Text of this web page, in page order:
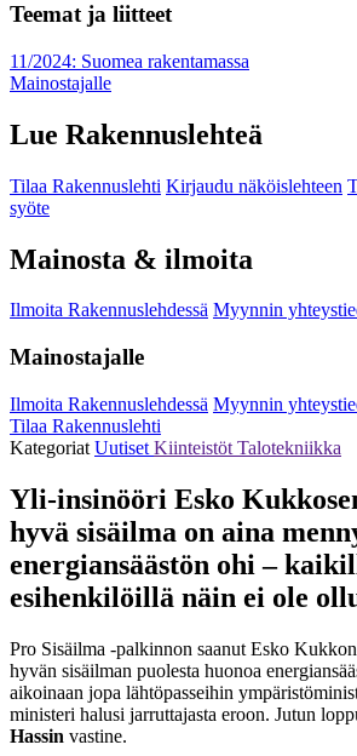
Teemat ja liitteet
11/2024: Suomea rakentamassa
Mainostajalle
Lue Rakennuslehteä
Tilaa Rakennuslehti Kirjaudu näköislehteen
syöte
Mainosta & ilmoita
Ilmoita Rakennuslehdessä Myynnin
Mainostajalle
Ilmoita Rakennuslehdessä Myynnin
Tilaa Rakennuslehti
Kategoriat Uutiset Kiinteistöt Talotekniikka
Yli-insinööri Esko
hyvä sisäilma on aina
energiansäästön ohi –
esihenkilöillä näin ei ole
Pro Sisäilma -palkinnon saanut Esko
hyvän sisäilman puolesta huonoa
aikoinaan jopa lähtöpasseihin
ministeri halusi jarruttajasta eroon. Jutun
Hassin vastine.